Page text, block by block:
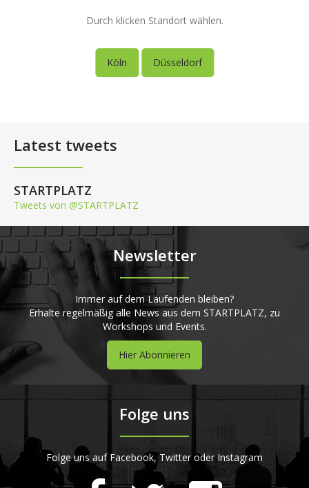
Durch klicken Standort wählen.
Köln Düsseldorf
Latest tweets
STARTPLATZ
Tweets von @STARTPLATZ
Newsletter
Immer auf dem Laufenden bleiben?
Erhalte regelmäßig alle News aus dem STARTPLATZ, zu
Workshops und Events.
Hier Abonnieren
Folge uns
Folge uns auf Facebook, Twitter oder Instagram